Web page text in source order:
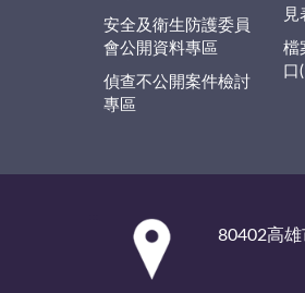
安全及衛生防護委員
會公開資料專區
偵查不公開案件檢討
專區
見
檔
口
80402高